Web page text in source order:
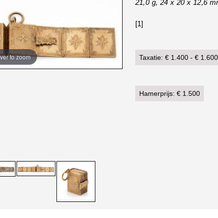
to zoom
21,0 g, 24 x 20 x 12,6
[1]
Taxatie: € 1.400 - € 1.600
Hamerprijs: € 1.500